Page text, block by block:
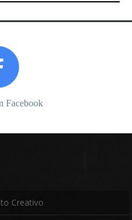
Facebook
Creativo